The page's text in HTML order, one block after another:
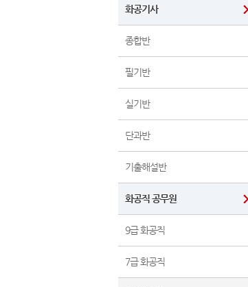
화공기사
종합반
필기반
실기반
단과반
기출해설반
화공직 공무원
9급 화공직
7급 화공직